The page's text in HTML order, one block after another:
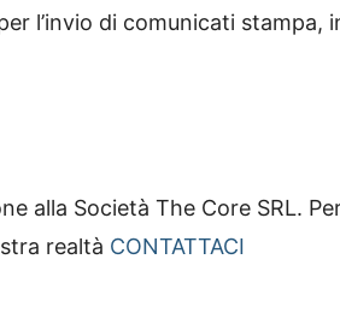
l’invio di comunicati stampa,
alla Società The Core SRL.
realtà CONTATTACI